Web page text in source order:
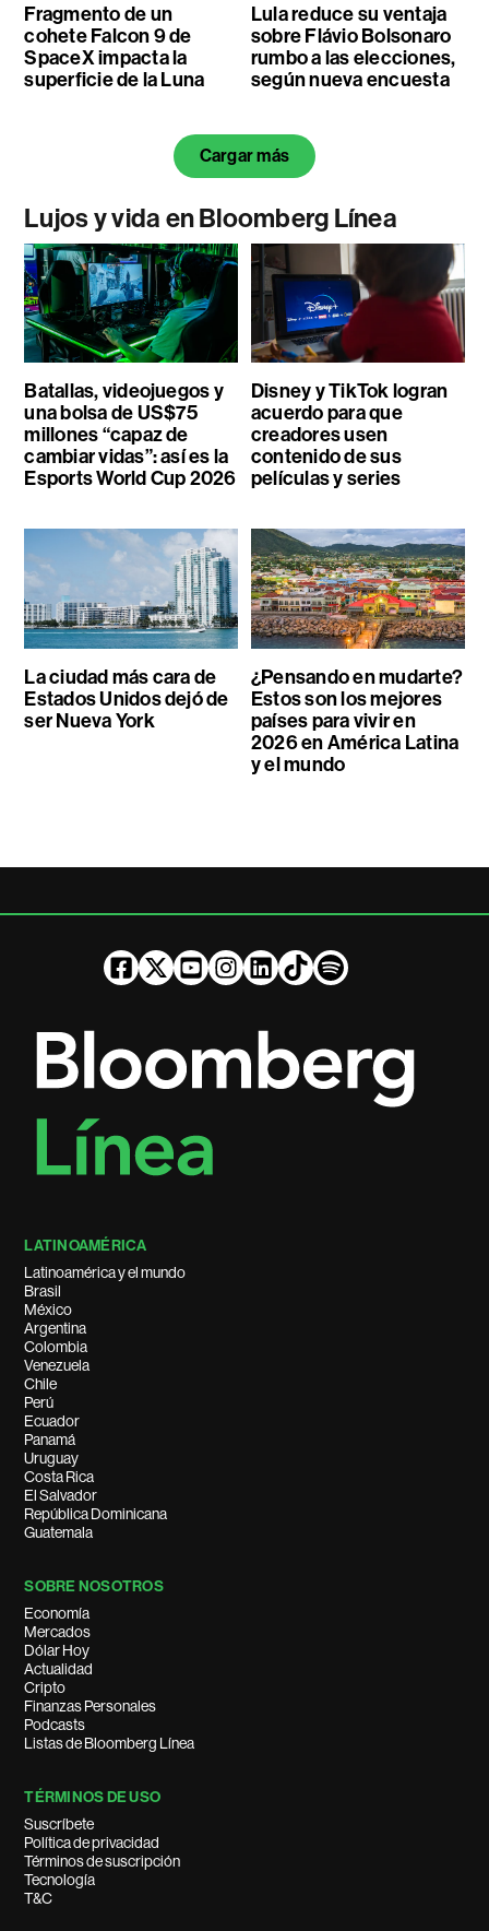
Fragmento de un
cohete Falcon 9 de
SpaceX impacta la
superficie de la Luna
Lula reduce su ventaja
sobre Flávio Bolsonaro
rumbo a las elecciones,
según nueva encuesta
Cargar más
Lujos y vida en Bloomberg Línea
Batallas, videojuegos y
una bolsa de US$75
millones “capaz de
cambiar vidas”: así es la
Esports World Cup 2026
Disney y TikTok logran
acuerdo para que
creadores usen
contenido de sus
películas y series
La ciudad más cara de
Estados Unidos dejó de
ser Nueva York
¿Pensando en mudarte?
Estos son los mejores
países para vivir en
2026 en América Latina
y el mundo
LATINOAMÉRICA
Latinoamérica y el mundo
Brasil
México
Argentina
Colombia
Venezuela
Chile
Perú
Ecuador
Panamá
Uruguay
Costa Rica
El Salvador
República Dominicana
Guatemala
SOBRE NOSOTROS
Economía
Mercados
Dólar Hoy
Actualidad
Cripto
Finanzas Personales
Podcasts
Listas de Bloomberg Línea
TÉRMINOS DE USO
Suscríbete
Política de privacidad
Términos de suscripción
Tecnología
T&C